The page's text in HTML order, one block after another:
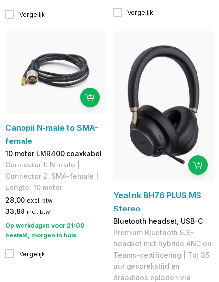
Vergelijk Vergelijk
Canopii N-male to SMA-
female
10 meter LMR400 coaxkabel
Connector 1: N-male | ​
Connector 2: SMA-female |
Lengte: 10 meter
28,00 excl. btw
33,88 incl. btw
Op werkdagen voor 21:00
besteld, morgen in huis
Vergelijk
Yealink BH76 PLUS MS
Stereo
Bluetooth headset, USB-C
Premium Bluetooth 5.3-
headset met hybride ANC en
Teams-certificering | Tot 35
uur gesprekstijd en
draadloos opladen via